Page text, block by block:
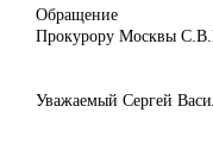
Обращение
Прокурору Москвы
Уважаемый Сергей